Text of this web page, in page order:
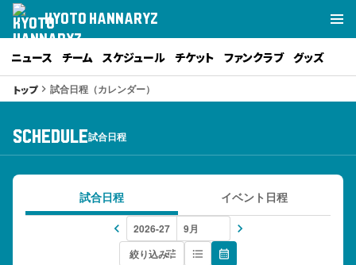
KYOTO HANNARYZ
ニュース チーム スケジュール チケット ファンクラブ グッズ
トップkeyboard_arrow_right 試合日程（カレンダー）
SCHEDULE試合日程
試合日程
イベント日程
keyboard_arrow_left
keyboard_arrow_right
絞り込みtune format_list_bulleted
calendar_month